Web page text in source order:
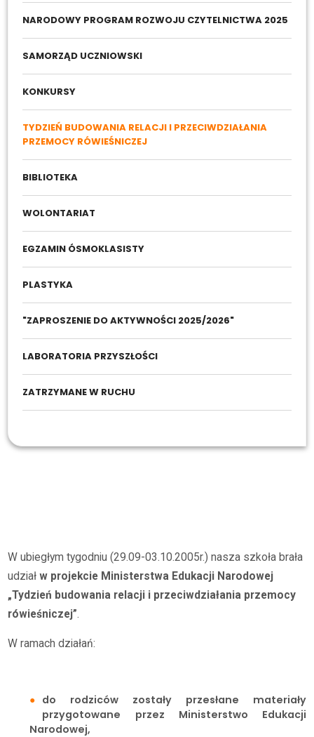
NARODOWY PROGRAM ROZWOJU CZYTELNICTWA 2025
SAMORZĄD UCZNIOWSKI
KONKURSY
TYDZIEŃ BUDOWANIA RELACJI I PRZECIWDZIAŁANIA
PRZEMOCY RÓWIEŚNICZEJ
BIBLIOTEKA
WOLONTARIAT
EGZAMIN ÓSMOKLASISTY
PLASTYKA
"ZAPROSZENIE DO AKTYWNOŚCI 2025/2026"
LABORATORIA PRZYSZŁOŚCI
ZATRZYMANE W RUCHU
W ubiegłym tygodniu (29.09-03.10.2005r.) nasza szkoła brała
udziałw projekcie Ministerstwa Edukacji Narodowej
„Tydzień budowania relacji i przeciwdziałania przemocy
rówieśniczej”.
W ramach działań:
do rodziców zostały przesłane materiały
przygotowane przez Ministerstwo Edukacji
Narodowej,